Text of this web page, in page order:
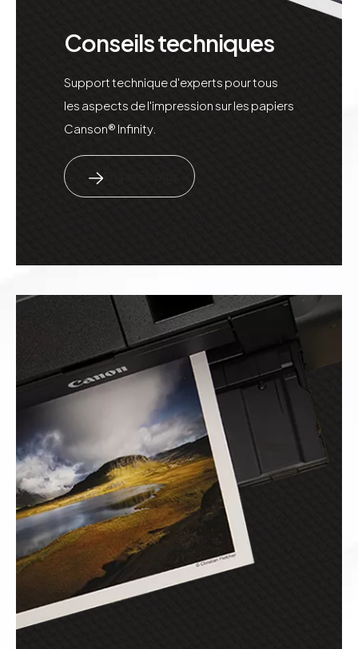
Conseils techniques
Support technique d'experts pour tous
les aspects de l'impression sur les papiers
Canson® Infinity.